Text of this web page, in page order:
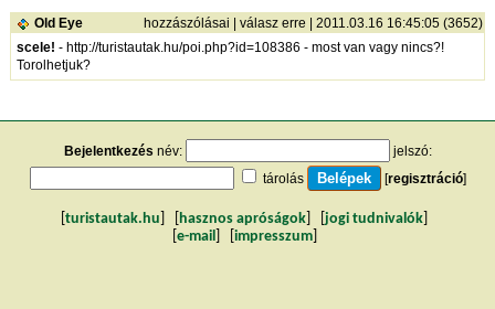
Old Eye hozzászólásai válasz erre | 2011.03.16 16:45:05 (3652)
scele! - http://turistautak.hu/poi.php?id=108386 - most van vagy nincs?!
Torolhetjuk?
Bejelentkezés név:
jelszó:
tárolás
[regisztráció]
turistautak.hu hasznos apróságok jogi tudnivalók
e-mail impresszum]